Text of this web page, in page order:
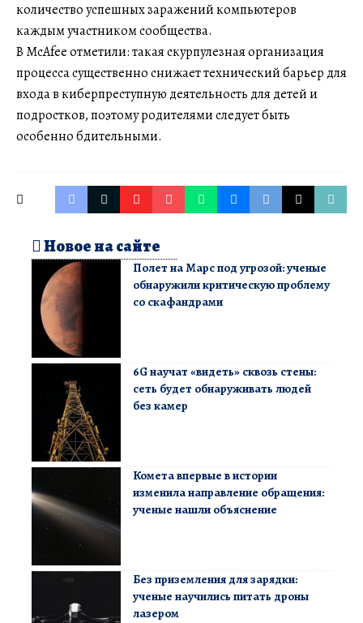
количество успешных заражений компьютеров
каждым участником сообщества.
В McAfee отметили: такая скурпулезная организация
процесса существенно снижает технический барьер для
входа в киберпреступную деятельность для детей и
подростков, поэтому родителями следует быть
особенно бдительными.
Новое на сайте
Полет на Марс под угрозой: ученые
обнаружили критическую проблему
со скафандрами
6G научат «видеть» сквозь стены:
сеть будет обнаруживать людей
без камер
Комета впервые в истории
изменила направление обращения:
ученые нашли объяснение
Без приземления для зарядки:
ученые научились питать дроны
лазером